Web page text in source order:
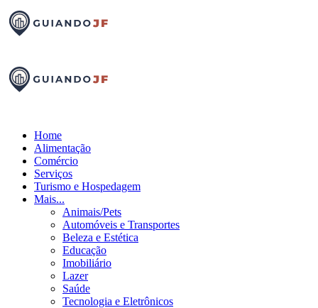
Home
Alimentação
Comércio
Serviços
Turismo e Hospedagem
Mais...
Animais/Pets
Automóveis e Transportes
Beleza e Estética
Educação
Imobiliário
Lazer
Saúde
Tecnologia e Eletrônicos